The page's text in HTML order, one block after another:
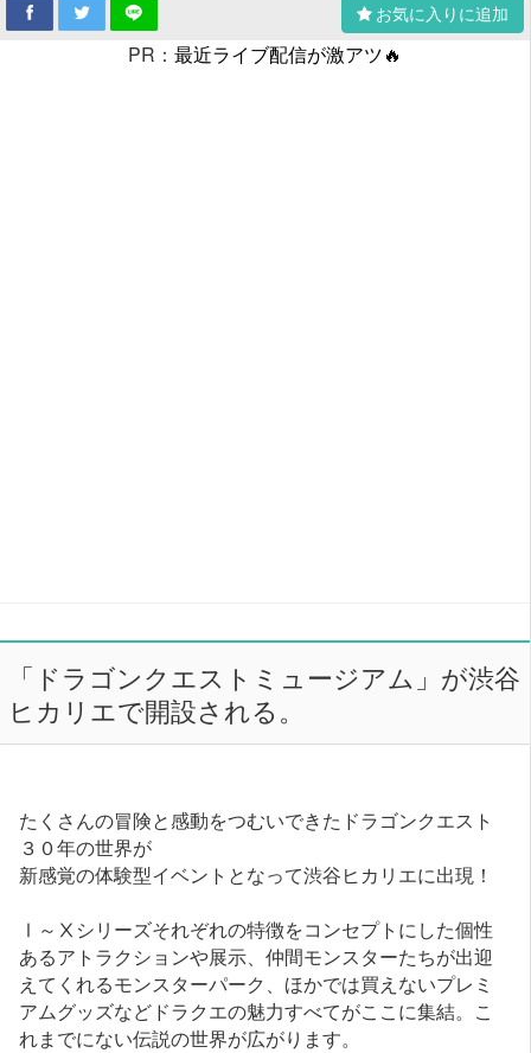
お気に入りに追加
PR： 最近ライブ配信が激アツ🔥
「ドラゴンクエストミュージアム」が渋谷
ヒカリエで開設される。
たくさんの冒険と感動をつむいできたドラゴンクエスト
３０年の世界が
新感覚の体験型イベントとなって渋谷ヒカリエに出現！
Ⅰ～Ⅹシリーズそれぞれの特徴をコンセプトにした個性
あるアトラクションや展示、仲間モンスターたちが出迎
えてくれるモンスターパーク、ほかでは買えないプレミ
アムグッズなどドラクエの魅力すべてがここに集結。こ
れまでにない伝説の世界が広がります。